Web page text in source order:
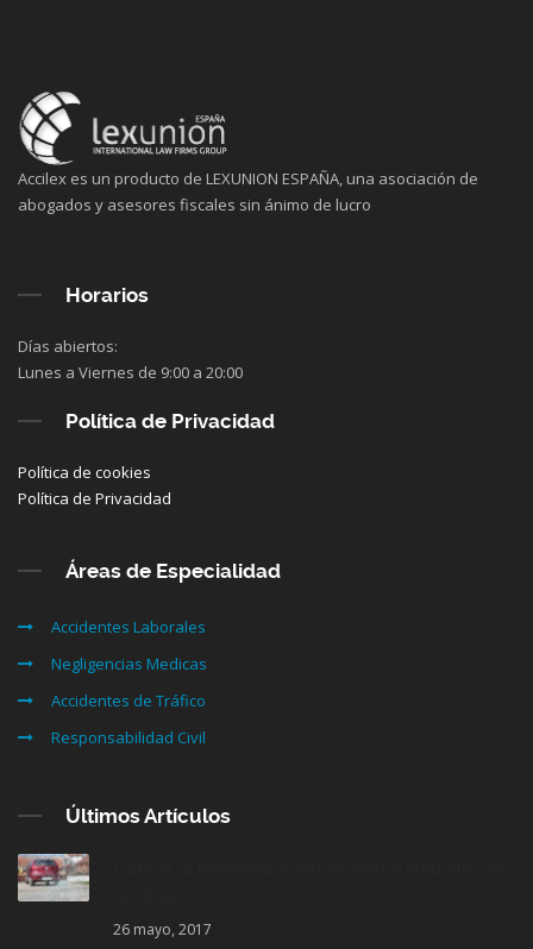
Accilex es un producto de LEXUNION ESPAÑA, una asociación de
abogados y asesores fiscales sin ánimo de lucro
Horarios
Días abiertos:
Lunes a Viernes de 9:00 a 20:00
Política de Privacidad
Política de cookies
Política de Privacidad
Áreas de Especialidad
Accidentes Laborales
Negligencias Medicas
Accidentes de Tráfico
Responsabilidad Civil
Últimos Artículos
26 mayo, 2017